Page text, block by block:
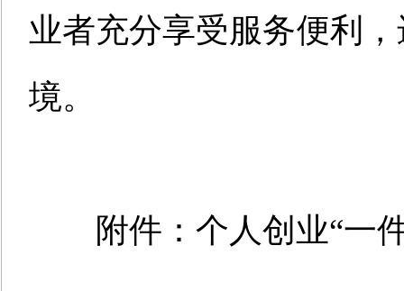
业者充分享受服务便利
境。
附件 ：个人创业“一